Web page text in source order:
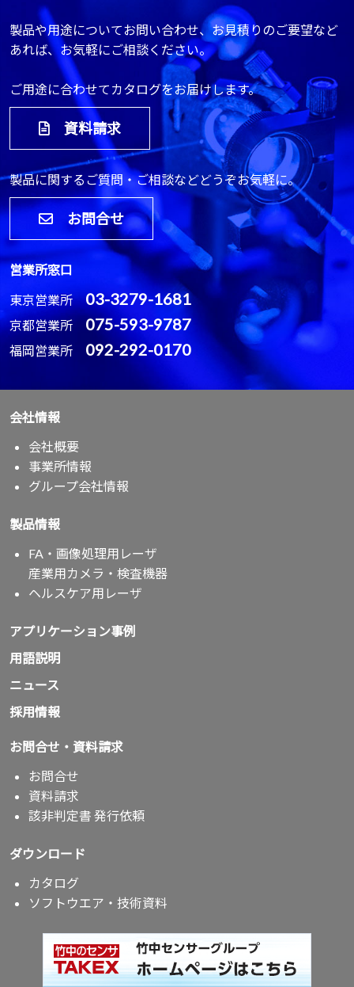
製品や用途についてお問い合わせ、お見積りのご要望など
あれば、お気軽にご相談ください。
ご用途に合わせてカタログをお届けします。
資料請求
製品に関するご質問・ご相談などどうぞお気軽に。
お問合せ
営業所窓口
東京営業所03-3279-1681
京都営業所 075-593-9787
福岡営業所 092-292-0170
会社情報
会社概要
事業所情報
グループ会社情報
製品情報
FA・画像処理用レーザ
産業用カメラ・検査機器
ヘルスケア用レーザ
アプリケーション事例
用語説明
ニュース
採用情報
お問合せ・資料請求
お問合せ
資料請求
該非判定書 発行依頼
ダウンロード
カタログ
ソフトウエア・技術資料